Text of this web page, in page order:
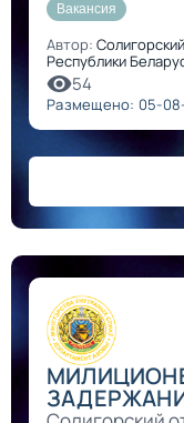
Вакансия
Автор:
Республики
54
Размещено: 05-